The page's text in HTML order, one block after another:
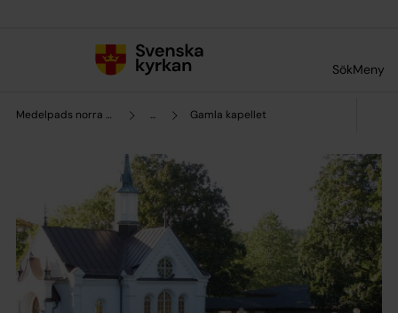
SökMeny
Medelpads norra pastorat ... Gamla kapellet